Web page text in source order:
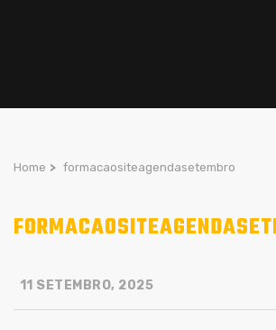
Home > formacaositeagendasetembro
11 SETEMBRO, 2025